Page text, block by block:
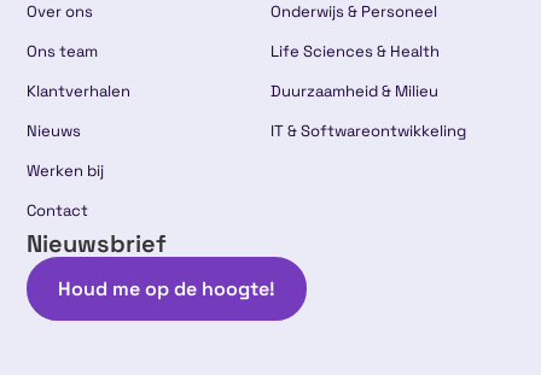
Over ons
Ons team
Klantverhalen
Nieuws
Werken bij
Contact
Onderwijs & Personeel
Life Sciences & Health
Duurzaamheid & Milieu
IT & Softwareontwikkeling
Nieuwsbrief
Houd me op de hoogte!